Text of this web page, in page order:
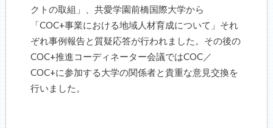
クトの取組」、共愛学園前橋国際大学から
「COC+事業における地域人材育成について」それ
ぞれ事例報告と質疑応答が行われました。その後の
COC+推進コーディネーター会議ではCOC／
COC+に参加する大学の関係者と貴重な意見交換を
行いました。